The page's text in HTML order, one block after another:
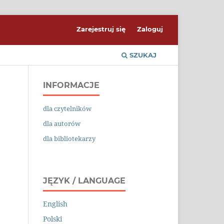
SZUKAJ
Zarejestruj się Zaloguj
INFORMACJE
dla czytelników
dla autorów
dla bibliotekarzy
JĘZYK / LANGUAGE
English
Polski